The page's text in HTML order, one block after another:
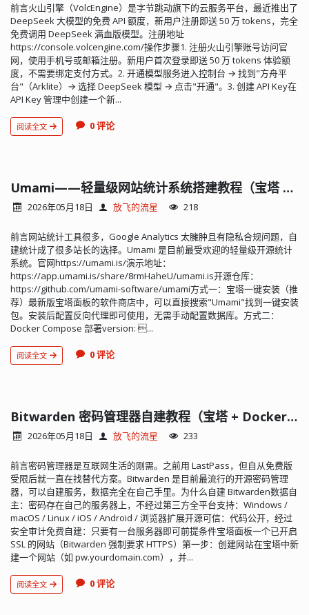
前言火山引擎（VolcEngine）是字节跳动旗下的云服务平台，最近推出了
DeepSeek 大模型的免费 API 额度，新用户注册即送 50 万 tokens，完全
免费调用 DeepSeek 满血版模型。注册地址
https://console.volcengine.com/操作步骤1. 注册火山引擎账号访问官
网，使用手机号或邮箱注册。新用户首次登录即送 50 万 tokens 体验额
度，不需要绑定支付方式。2. 开通模型服务进入控制台 → 找到"方舟平
台"（Arklite）→ 选择 DeepSeek 模型 → 点击"开通"。3. 创建 API Key在
API Key 管理中创建一个新...
阅读全文 0 评论
Umami——轻量级网站统计系统搭建教程（宝塔 + Docker）
2026年05月18日 放飞的流星 218
前言网站统计工具很多，Google Analytics 太臃肿且有隐私合规问题，自
建统计成了很多站长的选择。Umami 是目前最受欢迎的轻量级开源统计
系统。官网https://umami.is/演示地址：
https://app.umami.is/share/8rmHaheU/umami.is开源仓库：
https://github.com/umami-software/umami方式一：宝塔一键安装（推
荐）最新版宝塔面板的软件商店中，可以直接搜索"Umami"找到一键安装
包。安装后配置反向代理即可使用，无需手动配置数据库。方式二：
Docker Compose 部署version: ...
阅读全文 0 评论
Bitwarden 密码管理器自建教程（宝塔 + Docker）
2026年05月18日 放飞的流星 233
前言密码管理器是互联网生活的刚需。之前用 LastPass，但自从免费版
受限后就一直在找替代方案。Bitwarden 是目前最流行的开源密码管理
器，可以自建服务，数据完全在自己手里。为什么自建 Bitwarden数据自
主：密码存在自己的服务器上，不经过第三方全平台支持：Windows /
macOS / Linux / iOS / Android / 浏览器扩展开源可信：代码公开，经过
安全审计免费自建：只要有一台服务器即可前提条件宝塔面板一个已开启
SSL 的网站（Bitwarden 强制要求 HTTPS）第一步：创建网站在宝塔中新
建一个网站（如 pw.yourdomain.com），并...
阅读全文 0 评论